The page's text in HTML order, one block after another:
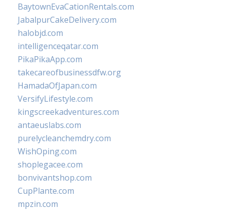
BaytownEvaCationRentals.com
JabalpurCakeDelivery.com
halobjd.com
intelligenceqatar.com
PikaPikaApp.com
takecareofbusinessdfw.org
HamadaOfJapan.com
VersifyLifestyle.com
kingscreekadventures.com
antaeuslabs.com
purelycleanchemdry.com
WishOping.com
shoplegacee.com
bonvivantshop.com
CupPlante.com
mpzin.com